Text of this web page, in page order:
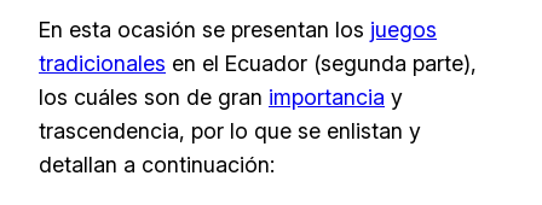
En esta ocasión se presentan los juegos
tradicionales en el Ecuador (segunda parte),
los cuáles son de gran importancia y
trascendencia, por lo que se enlistan y
detallan a continuación: